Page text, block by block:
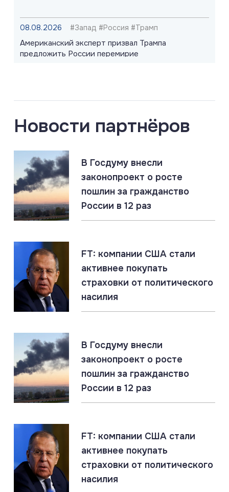
08.08.2026 #Запад #Россия #Трамп
Американский эксперт призвал Трампа
предложить России перемирие
Berliner Zeitung: Patriot не работает. Российские
США делают ставку на тактическое ядерное
оружие. Признание слабости перед Россией
07.08.2026 #Владимир Путин #Греция
Греция: «Слушай много, говори мало, верь ещё
07.08.2026 #МО РФ #Россия #Украина
Юрист: создание в РФ украинской бригады
добровольцев не противоречит международному
праву
#Флот
Титановые подлодки «Сьерра» превосходят ВМС
США
07.08.2026
07.08.2026
Россия создаёт Силы беспилотных систем. Опыт
СВО учтён
Новости партнёров
В Госдуму внесли
законопроект о росте
пошлин за гражданство
России в 12 раз
FT: компании США стали
активнее покупать
страховки от политического
насилия
В Госдуму внесли
законопроект о росте
пошлин за гражданство
России в 12 раз
FT: компании США стали
активнее покупать
страховки от политического
насилия